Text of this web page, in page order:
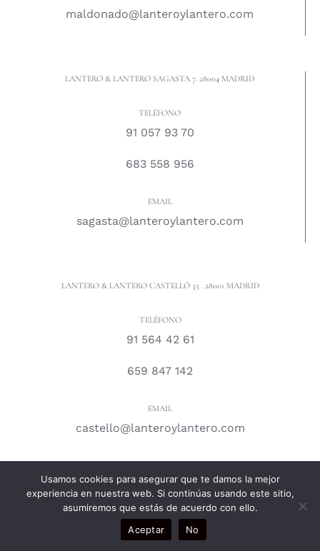
maldonado@lanteroylantero.com
LANTERO & LANTERO SAGASTA 7. 28004 MADRID
TELÉFONO
91 057 93 70
683 558 956
EMAIL
sagasta@lanteroylantero.com
LANTERO & LANTERO CASTELLÓ 35 . 28001 MADRID
TELÉFONO
91 564 42 61
659 847 142
EMAIL
castello@lanteroylantero.com
© Copyright 2021 - 2026 |Decoración e interiorismo|
Desarrollado por Estibaliz.
Todos nuestros envíos garantizados con
Usamos cookies para asegurar que te damos la mejor
experiencia en nuestra web. Si continúas usando este sitio,
asumiremos que estás de acuerdo con ello.
Aceptar
No